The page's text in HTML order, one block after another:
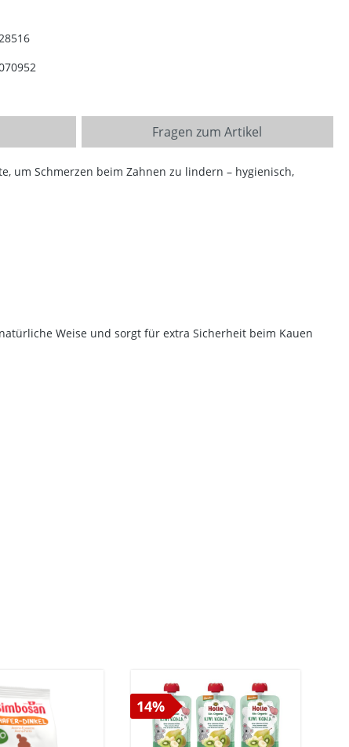
Fragen zum Artikel
um Schmerzen beim Zahnen zu lindern – hygienisch,
Weise und sorgt für extra Sicherheit beim Kauen
14%